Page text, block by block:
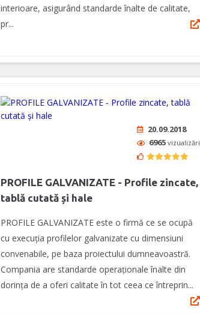
interioare, asigurând standarde înalte de calitate,
pr...
20.09.2018
6965 vizualizări
PROFILE GALVANIZATE - Profile zincate,
tablă cutată și hale
PROFILE GALVANIZATE este o firmă ce se ocupă
cu execuția profilelor galvanizate cu dimensiuni
convenabile, pe baza proiectului dumneavoastră.
Compania are standarde operaționale înalte din
dorința de a oferi calitate în tot ceea ce întreprin...